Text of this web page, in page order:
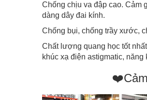
Chống chịu va đập cao. Cảm
dàng dây đai kính.
Chống bụi, chống trầy xước,
Chất lượng quang học tốt
khúc xạ điện astigmatic,